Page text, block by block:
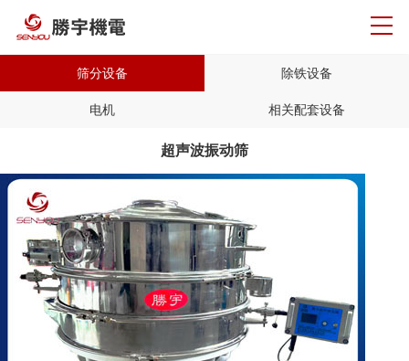
筛分设备 除铁设备
电机 相关配套设备
超声波振动筛